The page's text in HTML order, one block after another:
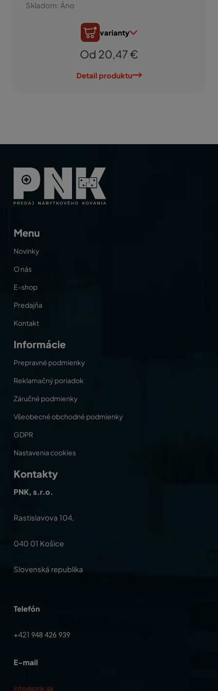
Skladom: Áno
varianty
Od 20,47 €
Detail produktu
Menu
Novinky
O nás
E-shop
Predajňa
Kontakt
Informácie
Prepravné podmienky
Reklamačný poriadok
Záručné podmienky
Všeobecné obchodné podmienky
GDPR
Nastavenia cookies
Kontakty
PNK, s.r.o.
Rastislavova 104,
040 01 Košice
Slovenská republika
Telefón
+421 948 426 939
E-mail
info@pnk.sk